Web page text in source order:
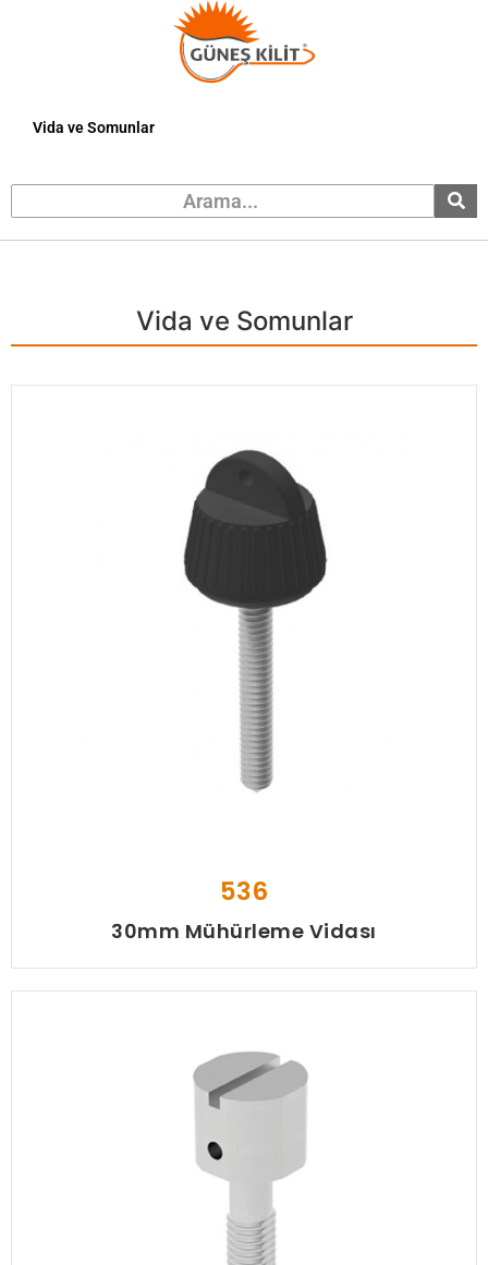
Vida ve Somunlar
Vida ve Somunlar
536
30mm Mühürleme Vidası